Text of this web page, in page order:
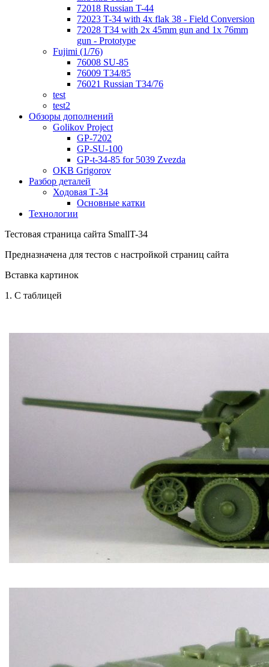
72018 Russian T-44
72023 T-34 with 4x flak 38 - Field Conversion
72028 T34 with 2x 45mm gun and 1x 76mm
gun - Prototype
Fujimi (1/76)
76008 SU-85
76009 T34/85
76021 Russian T34/76
test
test2
Обзоры дополнений
Golikov Project
GP-7202
GP-SU-100
GP-t-34-85 for 5039 Zvezda
OKB Grigorov
Разбор деталей
Ходовая Т-34
Основные катки
Технологии
Тестовая страница сайта SmallT-34
Предназначена для тестов с настройкой страниц сайта
Вставка картинок
1. С таблицей